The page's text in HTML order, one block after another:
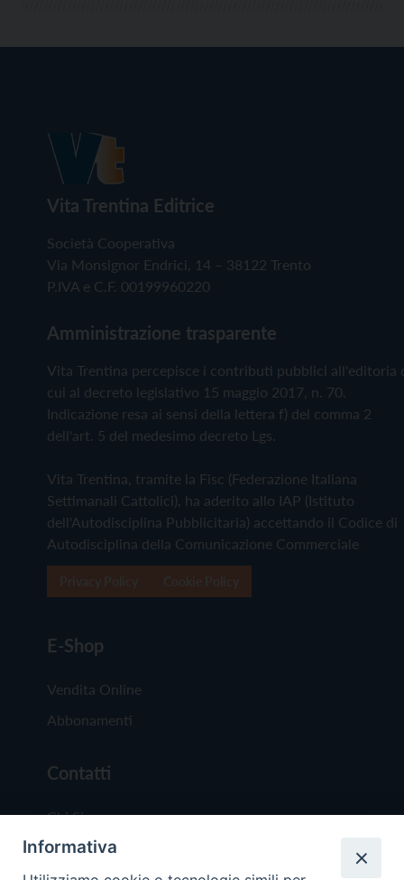
Vita Trentina Editrice
Società Cooperativa
Via Monsignor Endrici, 14 – 38122 Trento
P.IVA e C.F. 00199960220
Amministrazione trasparente
Vita Trentina percepisce i contributi pubblici all'editoria
cui al decreto legislativo 15 maggio 2017, n. 70.
Indicazione resa ai sensi della lettera f) del comma 2
dell'art. 5 del medesimo decreto Lgs.
Vita Trentina, tramite la Fisc (Federazione Italiana
Settimanali Cattolici), ha aderito allo IAP (Istituto
dell'Autodisciplina Pubblicitaria) accettando il Codice di
Autodisciplina della Comunicazione Commerciale
E-Shop
Vendita Online
Abbonamenti
Contatti
Chi Siamo
Redazione
Informativa